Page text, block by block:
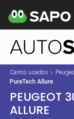
Carros usados
PureTech Allure
PEUGEOT
ALLURE